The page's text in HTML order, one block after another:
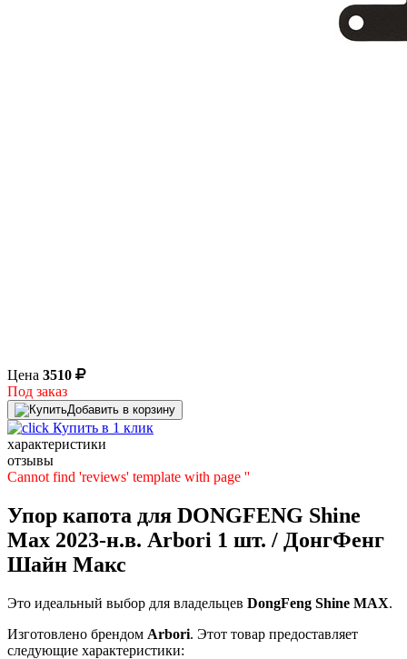
Цена 3510
Под заказ
Добавить в корзину
Купить в 1 клик
характеристики
отзывы
Cannot find 'reviews' template with page ''
Упор капота для DONGFENG Shine
Max 2023-н.в. Arbori 1 шт. / ДонгФенг
Шайн Макс
Это идеальный выбор для владельцев DongFeng Shine MAX.
Изготовлено брендом Arbori. Этот товар предоставляет
следующие характеристики: